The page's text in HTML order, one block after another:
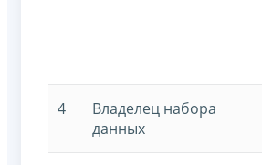
4
Владелец набора
данных